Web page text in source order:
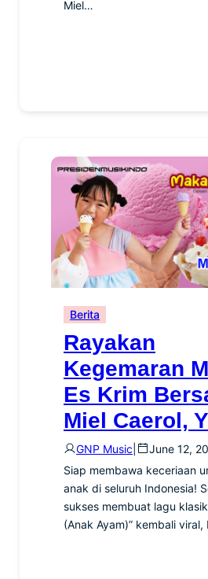
Miel…
Berita
Rayakan
Kegemaran
Es Krim
Miel Caerol,
GNP Music
June 12,
Siap membawa keceriaan
anak di seluruh Indonesia!
sukses membuat lagu
(Anak Ayam)” kembali viral,